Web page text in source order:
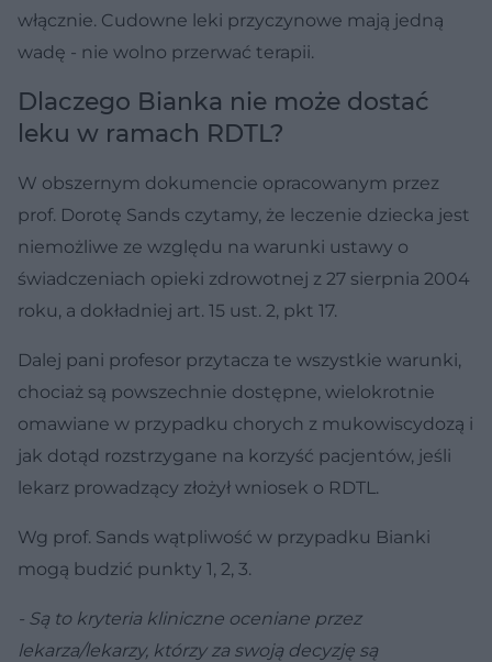
włącznie. Cudowne leki przyczynowe mają jedną
wadę - nie wolno przerwać terapii.
Dlaczego Bianka nie może dostać
leku w ramach RDTL?
W obszernym dokumencie opracowanym przez
prof. Dorotę Sands czytamy, że leczenie dziecka jest
niemożliwe ze względu na warunki ustawy o
świadczeniach opieki zdrowotnej z 27 sierpnia 2004
roku, a dokładniej art. 15 ust. 2, pkt 17.
Dalej pani profesor przytacza te wszystkie warunki,
chociaż są powszechnie dostępne, wielokrotnie
omawiane w przypadku chorych z mukowiscydozą i
jak dotąd rozstrzygane na korzyść pacjentów, jeśli
lekarz prowadzący złożył wniosek o RDTL.
Wg prof. Sands wątpliwość w przypadku Bianki
mogą budzić punkty 1, 2, 3.
- Są to kryteria kliniczne oceniane przez
lekarza/lekarzy, którzy za swoją decyzję są